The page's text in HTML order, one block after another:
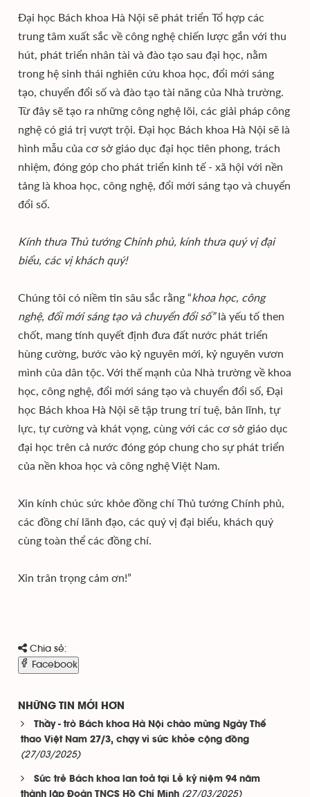
Đại học Bách khoa Hà Nội sẽ phát triển Tổ hợp các
trung tâm xuất sắc về công nghệ chiến lược gắn với thu
hút, phát triển nhân tài và đào tạo sau đại học, nằm
trong hệ sinh thái nghiên cứu khoa học, đổi mới sáng
tạo, chuyển đổi số và đào tạo tài năng của Nhà trường.
Từ đây sẽ tạo ra những công nghệ lõi, các giải pháp công
nghệ có giá trị vượt trội. Đại học Bách khoa Hà Nội sẽ là
hình mẫu của cơ sở giáo dục đại học tiên phong, trách
nhiệm, đóng góp cho phát triển kinh tế - xã hội với nền
tảng là khoa học, công nghệ, đổi mới sáng tạo và chuyển
đổi số.
Kính thưa Thủ tướng Chính phủ, kính thưa quý vị đại
biểu, các vị khách quý!
Chúng tôi có niềm tin sâu sắc rằng “khoa học, công
nghệ, đổi mới sáng tạo và chuyển đổi số”là yếu tố then
chốt, mang tính quyết định đưa đất nước phát triển
hùng cường, bước vào kỷ nguyên mới, kỷ nguyên vươn
mình của dân tộc. Với thế mạnh của Nhà trường về khoa
học, công nghệ, đổi mới sáng tạo và chuyển đổi số, Đại
học Bách khoa Hà Nội sẽ tập trung trí tuệ, bản lĩnh, tự
lực, tự cường và khát vọng, cùng với các cơ sở giáo dục
đại học trên cả nước đóng góp chung cho sự phát triển
của nền khoa học và công nghệ Việt Nam.
Xin kính chúc sức khỏe đồng chí Thủ tướng Chính phủ,
các đồng chí lãnh đạo, các quý vị đại biểu, khách quý
cùng toàn thể các đồng chí.
Xin trân trọng cảm ơn!”
Chia sẻ:
Facebook
NHỮNG TIN MỚI HƠN
Thầy - trò Bách khoa Hà Nội chào mừng Ngày Thể
thao Việt Nam 27/3, chạy vì sức khỏe cộng đồng
(27/03/2025)
Sức trẻ Bách khoa lan toả tại Lễ kỷ niệm 94 năm
thành lập Đoàn TNCS Hồ Chí Minh (27/03/2025)